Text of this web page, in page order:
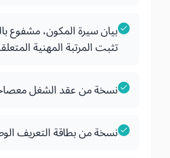
بيان سيرة المكون، مشفوع
تثبت المرتبة المهنية
نسخة من عقد الشغل
نسخة من بطاقة التعريف